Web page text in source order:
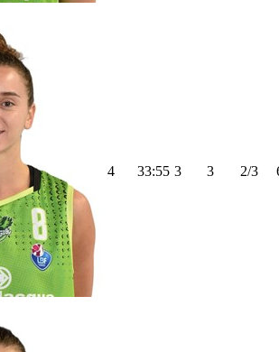
4 33:55 3 3 2/3